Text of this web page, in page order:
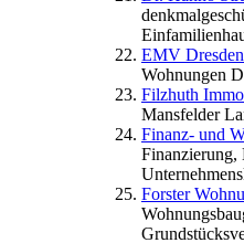
EMV
Wohnungen
Filzhuth
Mansfelder
Finanz- und
Finanzierung,
Forster